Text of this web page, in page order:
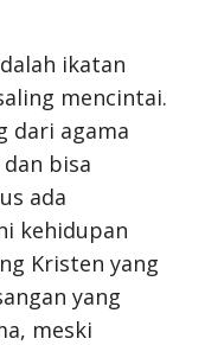
ikatan
mencintai.
dari agama
bisa
ada
kehidupan
Kristen yang
yang
meski